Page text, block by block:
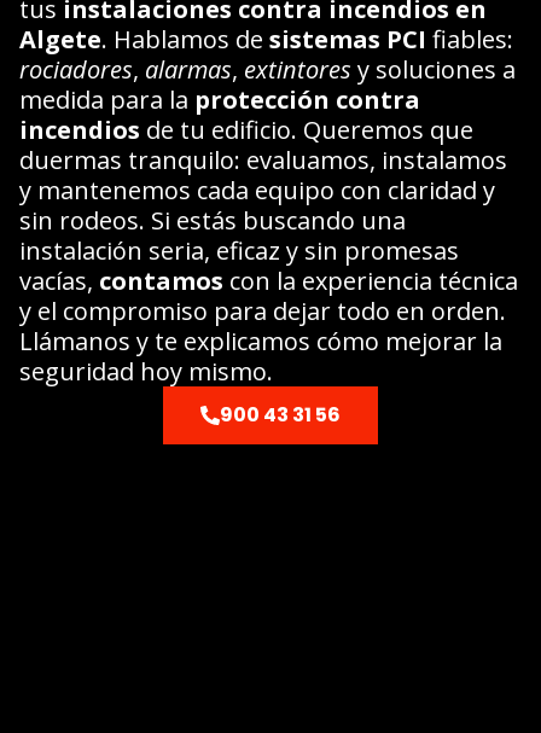
tus instalaciones contra incendios en
Algete. Hablamos de sistemas PCI fiables:
rociadores, alarmas, extintores y soluciones a
medida para la protección contra
incendios de tu edificio. Queremos que
duermas tranquilo: evaluamos, instalamos
y mantenemos cada equipo con claridad y
sin rodeos. Si estás buscando una
instalación seria, eficaz y sin promesas
vacías, contamos con la experiencia técnica
y el compromiso para dejar todo en orden.
Llámanos y te explicamos cómo mejorar la
seguridad hoy mismo.
900 43 31 56